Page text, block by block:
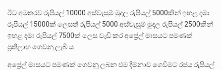
ඊට අමතරව රුපියල් 10000 අස්වැසුම් මුදල රුපියල් 5000කින් ඉහළ දමා
රුපියල් 15000ක් ‍ලෙසත් රුපියල් 5000 අස්වැසුම් මුදල රුපියල් 2500කින්
ඉහළ දමා රුපියල් 7500ක් ‍ලෙස වැඩි කර අප්‍රේල් මාසයට පමණක්
ප්‍රතිලාභ ගෙවනු ලැබී ය.
අප්‍රේල් මාසයට පමණක් ගෙවනු ලබන එම දීමනාව ගෙවීමට රජය රුපියල්